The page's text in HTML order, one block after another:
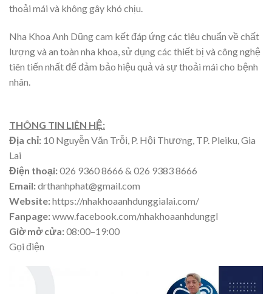
thoải mái và không gây khó chịu.
Nha Khoa Anh Dũng cam kết đáp ứng các tiêu chuẩn về chất
lượng và an toàn nha khoa, sử dụng các thiết bị và công nghệ
tiên tiến nhất để đảm bảo hiệu quả và sự thoải mái cho bệnh
nhân.
THÔNG TIN LIÊN HỆ:
Địa chỉ: 10 Nguyễn Văn Trỗi, P. Hội Thương, TP. Pleiku, Gia
Lai
Điện thoại:026 9360 8666 & 026 9383 8666
Email:drthanhphat@gmail.com
Website:https://nhakhoaanhdunggialai.com/
Fanpage:www.facebook.com/nhakhoaanhdunggl
Giờ mở cửa:08:00–19:00
Gọi điện